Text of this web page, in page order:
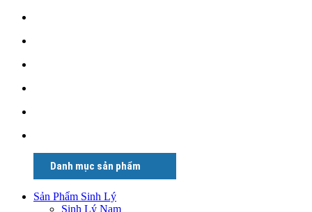
Danh mục sản phẩm
Sản Phẩm Sinh Lý
Sinh Lý Nam